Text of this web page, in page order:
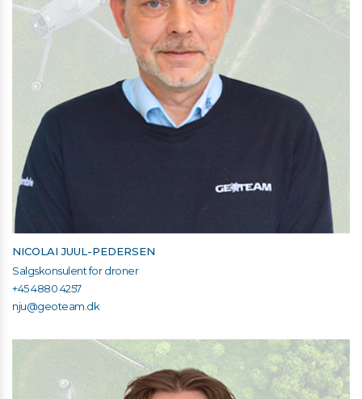
NICOLAI JUUL-PEDERSEN
Salgskonsulent for droner
+45 4880 4257
nju@geoteam.dk